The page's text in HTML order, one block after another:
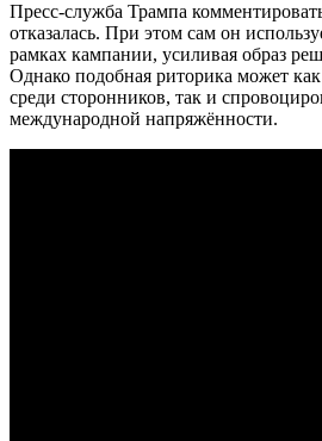
Пресс-служба Трампа
отказалась. При этом сам он
рамках кампании, усиливая образ
Однако подобная риторика может
среди сторонников, так и
международной напряжённости.